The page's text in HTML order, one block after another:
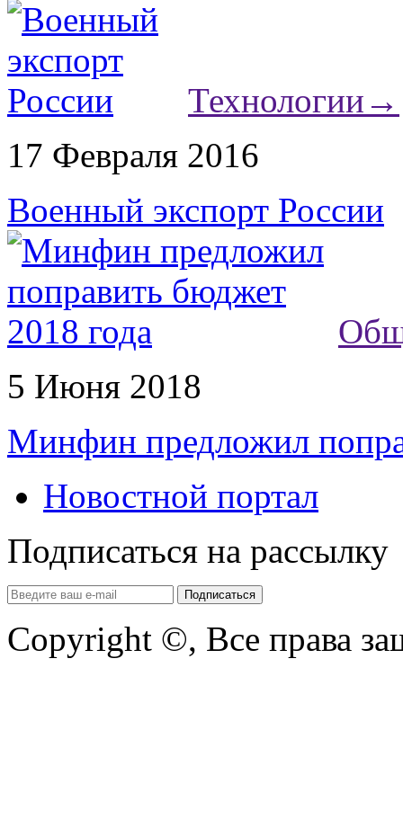
Технологии →
17 Февраля 2016
Военный экспорт России
5 Июня 2018
Минфин предложил
Новостной портал
Подписаться на рассылку
Copyright ©, Все права